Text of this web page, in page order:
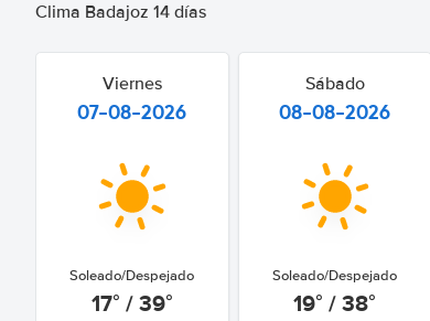
Clima Badajoz 14 días
Viernes
07-08-2026
Soleado/Despejado
17° / 39°
Sábado
08-08-2026
Soleado/Despejado
19° / 38°